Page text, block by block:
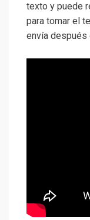
texto y puede
para tomar el
envía después